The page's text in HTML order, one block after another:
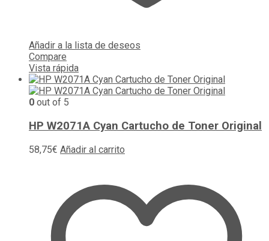
Añadir a la lista de deseos
Compare
Vista rápida
0 out of 5
HP W2071A Cyan Cartucho de Toner Original
58,75€ Añadir al carrito